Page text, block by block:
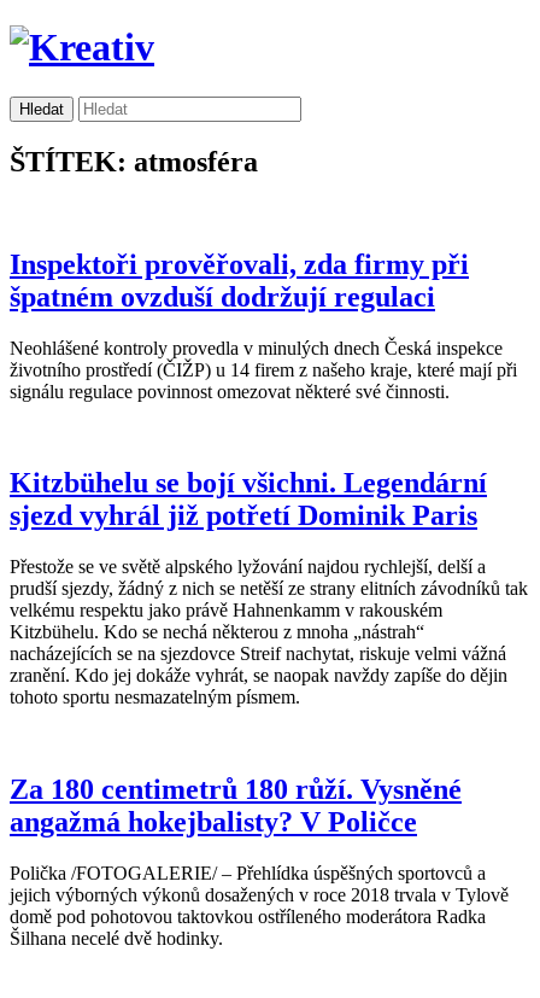
ŠTÍTEK: atmosféra
Inspektoři prověřovali, zda firmy při
špatném ovzduší dodržují regulaci
Neohlášené kontroly provedla v minulých dnech Česká inspekce
životního prostředí (ČIŽP) u 14 firem z našeho kraje, které mají při
signálu regulace povinnost omezovat některé své činnosti.
Kitzbühelu se bojí všichni. Legendární
sjezd vyhrál již potřetí Dominik Paris
Přestože se ve světě alpského lyžování najdou rychlejší, delší a
prudší sjezdy, žádný z nich se netěší ze strany elitních závodníků tak
velkému respektu jako právě Hahnenkamm v rakouském
Kitzbühelu. Kdo se nechá některou z mnoha „nástrah“
nacházejících se na sjezdovce Streif nachytat, riskuje velmi vážná
zranění. Kdo jej dokáže vyhrát, se naopak navždy zapíše do dějin
tohoto sportu nesmazatelným písmem.
Za 180 centimetrů 180 růží. Vysněné
angažmá hokejbalisty? V Poličce
Polička /FOTOGALERIE/ – Přehlídka úspěšných sportovců a
jejich výborných výkonů dosažených v roce 2018 trvala v Tylově
domě pod pohotovou taktovkou ostříleného moderátora Radka
Šilhana necelé dvě hodinky.